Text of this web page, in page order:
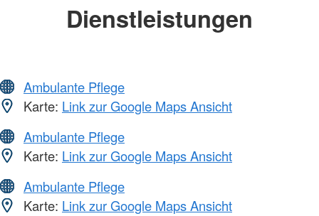
Dienstleistungen
Ambulante Pflege
Karte: Link zur Google Maps Ansicht
Ambulante Pflege
Karte: Link zur Google Maps Ansicht
Ambulante Pflege
Karte: Link zur Google Maps Ansicht